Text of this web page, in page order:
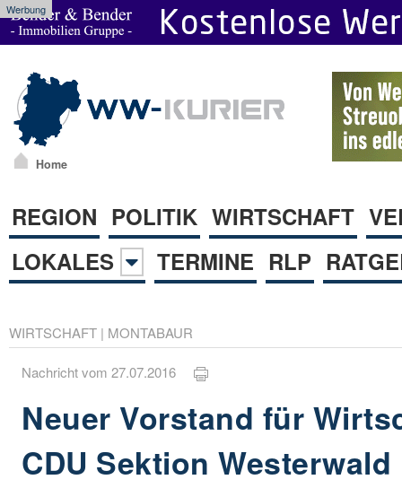
Werbung
Home
REGION POLITIK WIRTSCHAFT
LOKALES
TERMINE RLP
WIRTSCHAFT | MONTABAUR
Nachricht vom 27.07.2016
Neuer Vorstand für
CDU Sektion Westerwald